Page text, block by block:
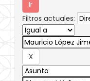
Filtros actuales: